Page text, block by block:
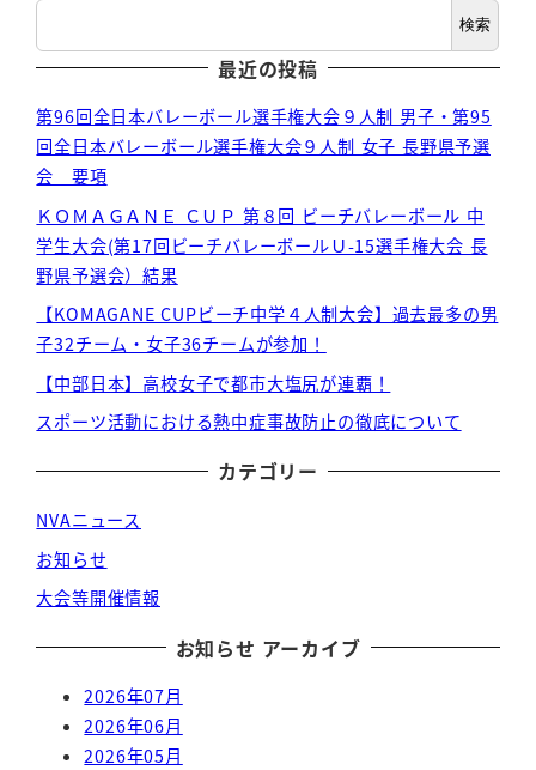
検索
最近の投稿
第96回全日本バレーボール選手権大会９人制 男子・第95
回全日本バレーボール選手権大会９人制 女子 長野県予選
会 要項
ＫＯＭＡＧＡＮＥ ＣＵＰ 第８回 ビーチバレーボール 中
学生大会(第17回ビーチバレーボールＵ-15選手権大会 長
野県予選会）結果
【KOMAGANE CUPビーチ中学４人制大会】過去最多の男
子32チーム・女子36チームが参加！
【中部日本】高校女子で都市大塩尻が連覇！
スポーツ活動における熱中症事故防止の徹底について
カテゴリー
NVAニュース
お知らせ
大会等開催情報
お知らせ アーカイブ
2026年07月
2026年06月
2026年05月